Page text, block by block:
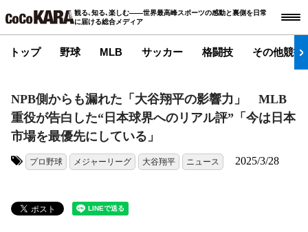
観る､知る､楽しむ――世界最高峰スポーツの感動と裏側を日常
に届ける総合メディア
トップ 野球 MLB サッカー 格闘技 その他競技
NPB側からも漏れた「大谷翔平の影響力」 MLB
重役が告白した“日本球界へのリアル評”「今は日本
市場を最優先にしている」
プロ野球 メジャーリーグ 大谷翔平 ニュース 2025/3/28